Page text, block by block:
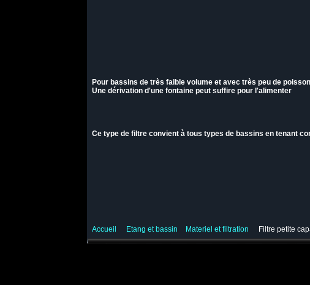
Pour bassins de très faible volume et avec très peu de
Une dérivation d'une fontaine peut suffire pour l'alimenter
Ce type de filtre convient à tous types de bassins en tenant
Accueil Etang et bassin Materiel et filtration Filtre petite